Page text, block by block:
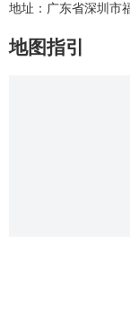
地址：广东省深圳市
地图指引